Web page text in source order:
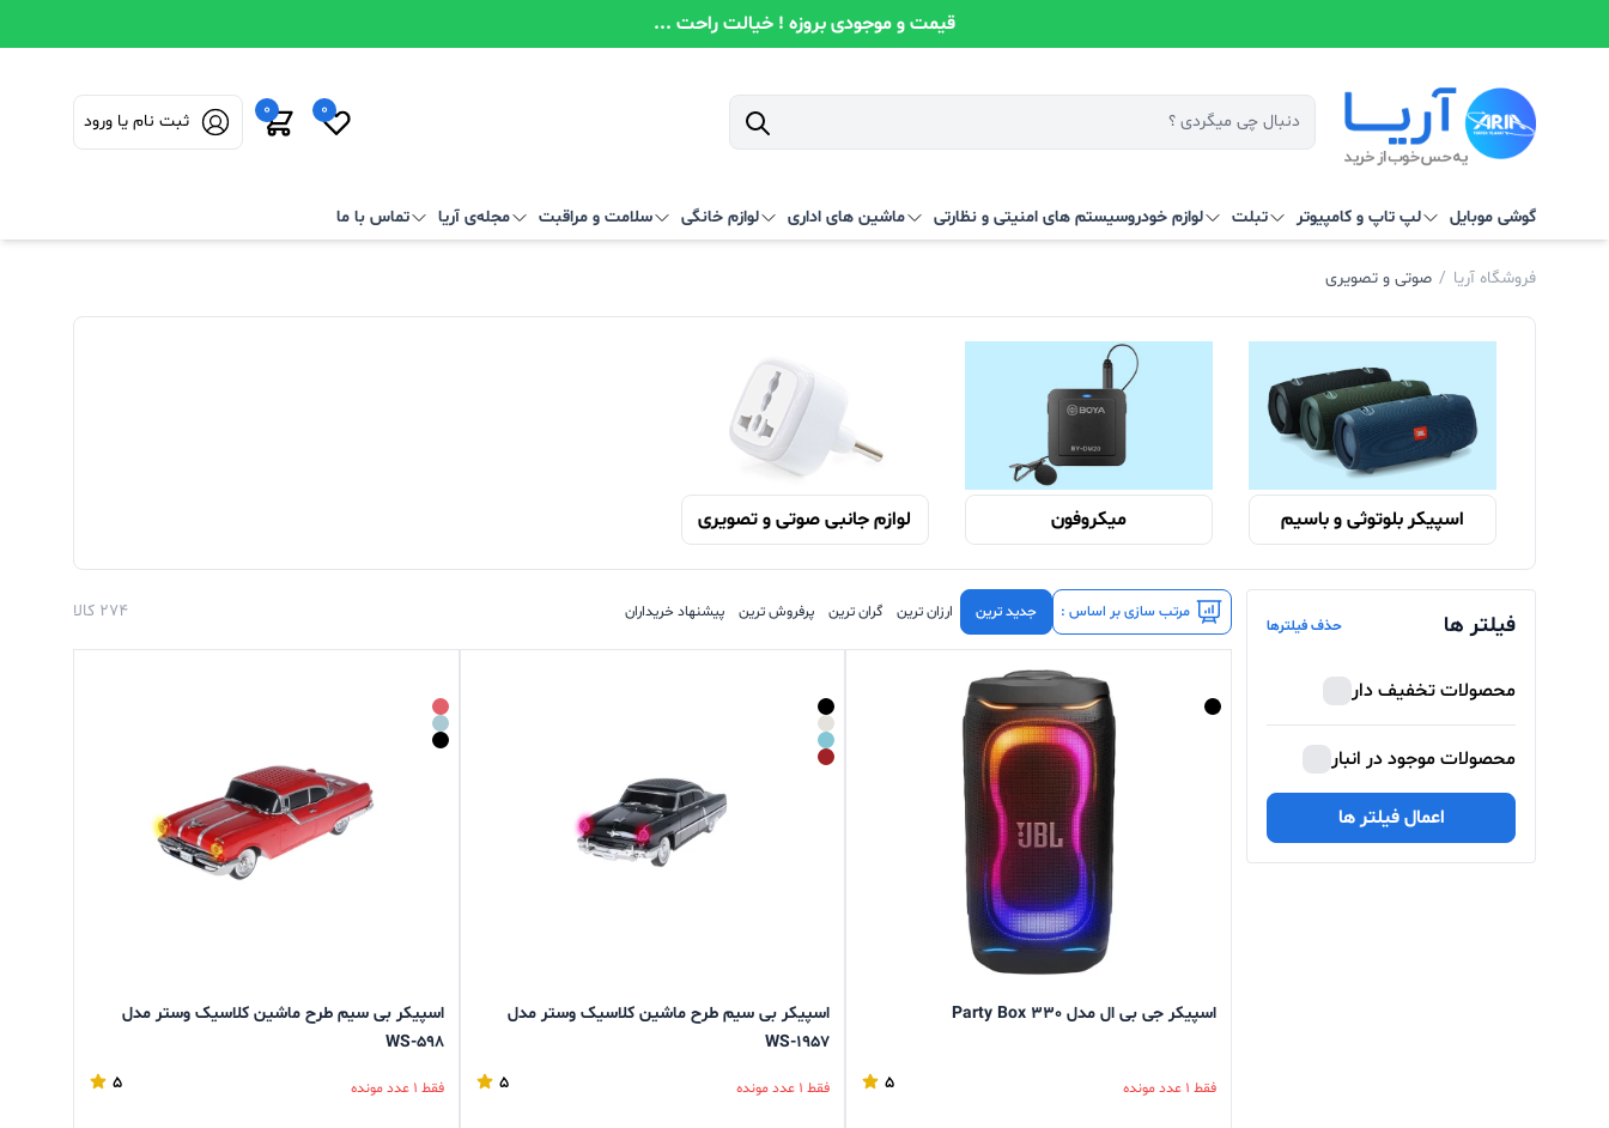
قیمت و موجودی بروزه ! خیالت راحت ...
0
0
ثبت نام یا ورود
گوشی موبایل لپ تاپ و کامپیوتر تبلت لوازم خودروسیستم‌ های امنیتی و نظارتی ماشین های اداری لوازم خانگی سلامت و مراقبت مجله‌ی آریا تماس با ما
فروشگاه آریا / صوتی و تصویری
اسپیکر بلوتوثی و باسیم میکروفون لوازم جانبی صوتی و تصویری
فیلتر ها حذف فیلترها
محصولات تخفیف دار
محصولات موجود در انبار
اعمال فیلتر ها
مرتب سازی بر اساس : جدید ترین ارزان ترین گران ترین پرفروش ترین پیشنهاد خریداران 274 کالا
اسپیکر جی بی ال مدل Party Box 330
فقط 1 عدد مونده 5
اسپیکر بی سیم طرح ماشین کلاسیک وستر مدل
WS-1957
فقط 1 عدد مونده 5
اسپیکر بی سیم طرح ماشین کلاسیک وستر مدل
WS-598
فقط 1 عدد مونده 5